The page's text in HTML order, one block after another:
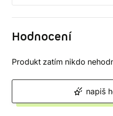
Hodnocení
Produkt zatím nikdo
napiš